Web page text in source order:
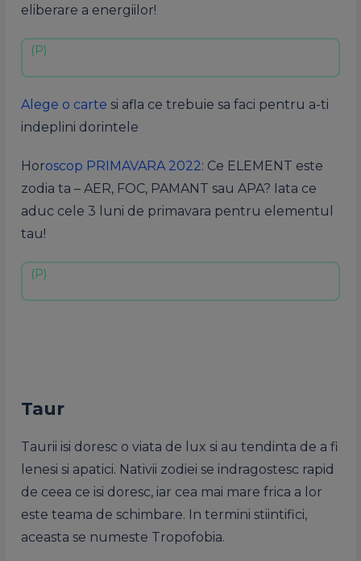
eliberare a energiilor!
Alege o carte si afla ce trebuie sa faci pentru a-ti
indeplini dorintele
Horoscop PRIMAVARA 2022: Ce ELEMENT este
zodia ta – AER, FOC, PAMANT sau APA? Iata ce
aduc cele 3 luni de primavara pentru elementul
tau!
Taur
Taurii isi doresc o viata de lux si au tendinta de a fi
lenesi si apatici. Nativii zodiei se indragostesc rapid
de ceea ce isi doresc, iar cea mai mare frica a lor
este teama de schimbare. In termini stiintifici,
aceasta se numeste Tropofobia.